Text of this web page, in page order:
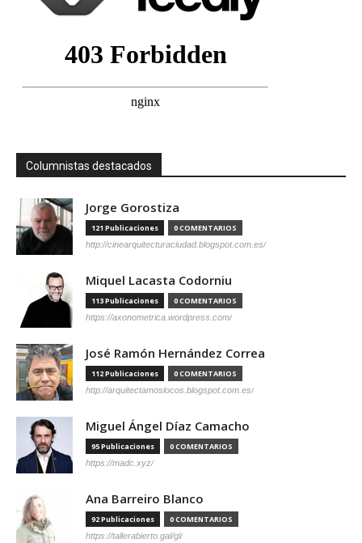
Columnistas destacados
Jorge Gorostiza
121 Publicaciones 0 COMENTARIOS
http://cinearquitecturaciudad.blogspot.com.es/
Miquel Lacasta Codorniu
113 Publicaciones 0 COMENTARIOS
https://axonometrica.wordpress.com/
José Ramón Hernández Correa
112 Publicaciones 0 COMENTARIOS
http://arquitectamoslocos.blogspot.com.es/
Miguel Ángel Díaz Camacho
95 Publicaciones 0 COMENTARIOS
https://madc.xyz/
Ana Barreiro Blanco
92 Publicaciones 0 COMENTARIOS
https://tallerabierto.gal/gl/